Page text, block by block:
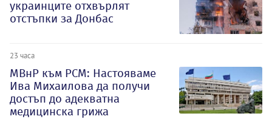
украинците отхвърлят
отстъпки за Донбас
23 часа
МВнР към РСМ: Настояваме
Ива Михаилова да получи
достъп до адекватна
медицинска грижа